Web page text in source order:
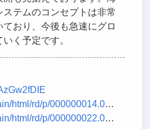
テムのコンセプトは非常
おり、今後も急速にグロ
く予定です。
rd/p/000000014.000131956.html
rd/p/000000022.000131956.html